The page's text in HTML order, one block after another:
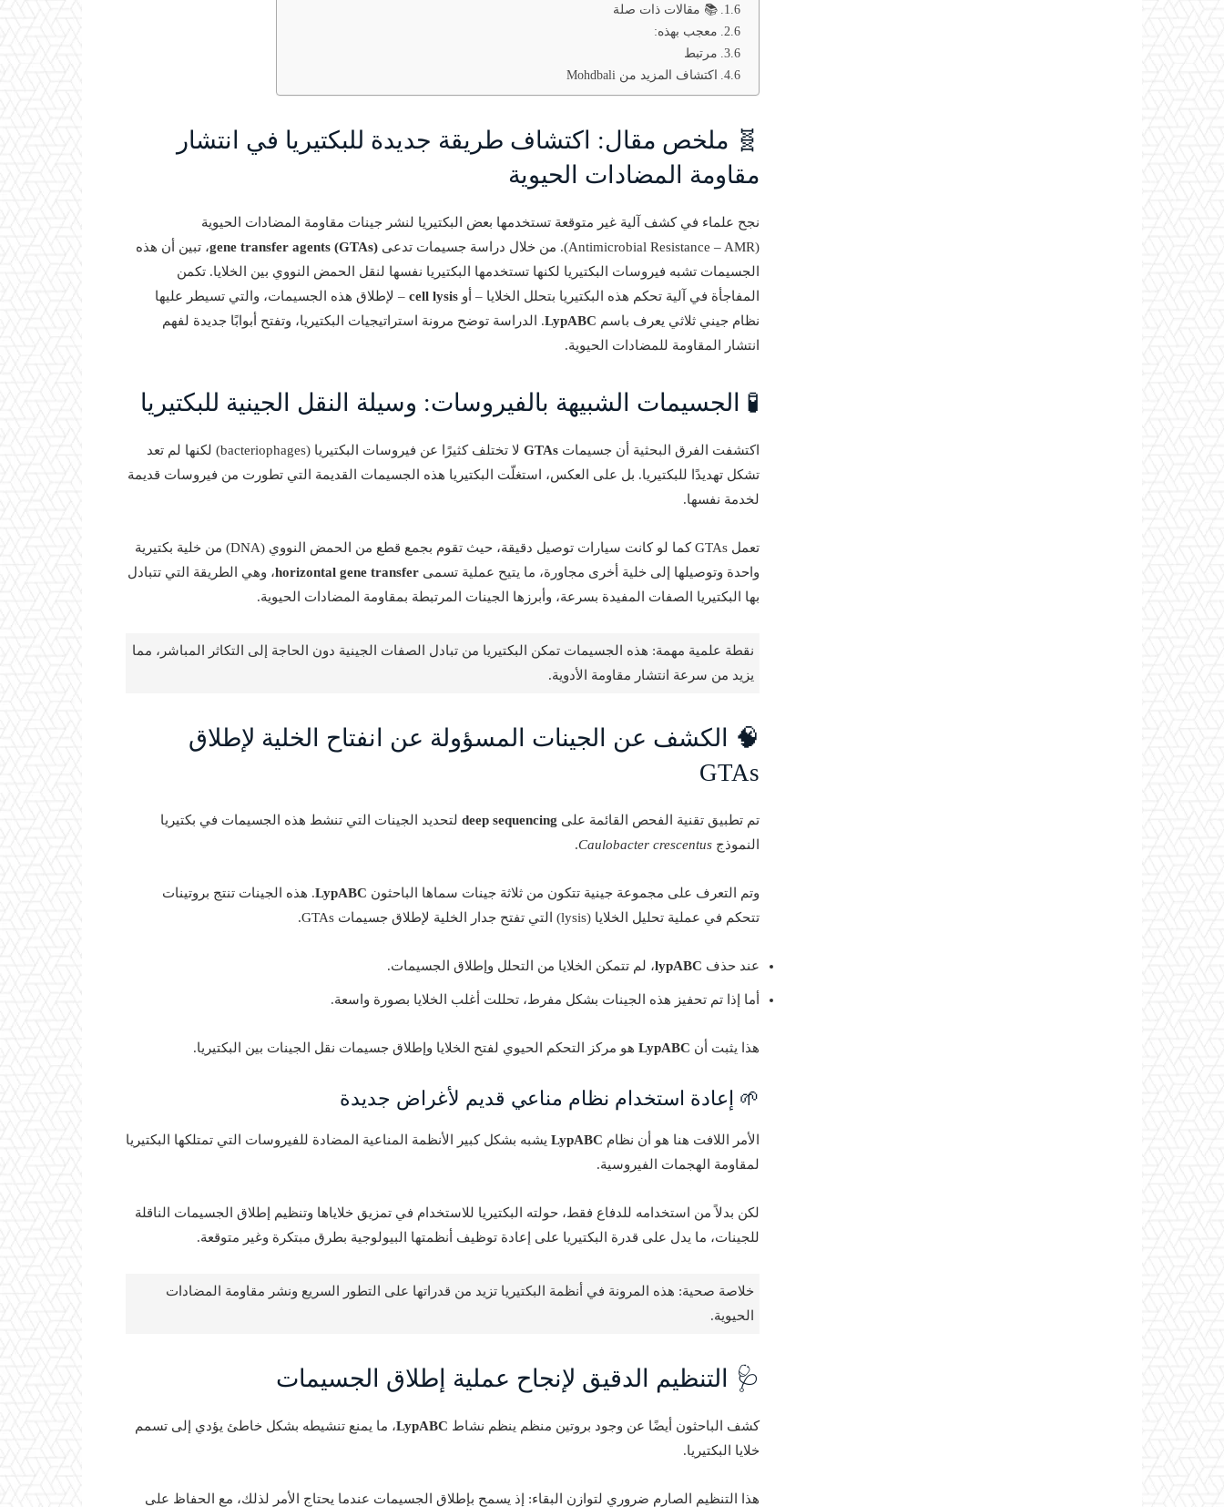
📚 مقالات ذات صلة
معجب بهذه:
مرتبط
اكتشاف المزيد من Mohdbali
🧬 ملخص مقال: اكتشاف طريقة جديدة للبكتيريا في انتشار
مقاومة المضادات الحيوية
نجح علماء في كشف آلية غير متوقعة تستخدمها بعض البكتيريا لنشر جينات مقاومة المضادات الحيوية
(Antimicrobial Resistance – AMR). من خلال دراسة جسيمات تدعى
gene transfer agents (GTAs)، تبين أن هذه
الجسيمات تشبه فيروسات البكتيريا لكنها تستخدمها البكتيريا نفسها لنقل الحمض النووي بين الخلايا. تكمن
المفاجأة في آلية تحكم هذه البكتيريا بتحلل الخلايا – أو cell lysis – لإطلاق هذه الجسيمات، والتي تسيطر عليها
نظام جيني ثلاثي يعرف باسم LypABC. الدراسة توضح مرونة استراتيجيات البكتيريا، وتفتح أبوابًا جديدة لفهم
انتشار المقاومة للمضادات الحيوية.
🧪 الجسيمات الشبيهة بالفيروسات: وسيلة النقل الجينية للبكتيريا
اكتشفت الفرق البحثية أن جسيمات GTAs
لا تختلف كثيرًا عن فيروسات البكتيريا (bacteriophages) لكنها لم تعد
تشكل تهديدًا للبكتيريا. بل على العكس، استغلّت البكتيريا هذه الجسيمات القديمة التي تطورت من فيروسات قديمة
لخدمة نفسها.
تعمل GTAs كما لو كانت سيارات توصيل دقيقة، حيث تقوم بجمع قطع من الحمض النووي (DNA) من خلية بكتيرية
واحدة وتوصيلها إلى خلية أخرى مجاورة، ما يتيح عملية تسمى horizontal gene transfer، وهي الطريقة التي تتبادل
بها البكتيريا الصفات المفيدة بسرعة، وأبرزها الجينات المرتبطة بمقاومة المضادات الحيوية.
نقطة علمية مهمة: هذه الجسيمات تمكن البكتيريا من تبادل الصفات الجينية دون الحاجة إلى التكاثر المباشر، مما
يزيد من سرعة انتشار مقاومة الأدوية.
🧠 الكشف عن الجينات المسؤولة عن انفتاح الخلية لإطلاق
GTAs
تم تطبيق تقنية الفحص القائمة على deep sequencing لتحديد الجينات التي تنشط هذه الجسيمات في بكتيريا
النموذج Caulobacter crescentus
.
وتم التعرف على مجموعة جينية تتكون من ثلاثة جينات سماها الباحثون LypABC. هذه الجينات تنتج بروتينات
تتحكم في عملية تحليل الخلايا (lysis) التي تفتح جدار الخلية لإطلاق جسيمات GTAs.
عند حذف lypABC، لم تتمكن الخلايا من التحلل وإطلاق الجسيمات.
أما إذا تم تحفيز هذه الجينات بشكل مفرط، تحللت أغلب الخلايا بصورة واسعة.
هذا يثبت أن LypABC هو مركز التحكم الحيوي لفتح الخلايا وإطلاق جسيمات نقل الجينات بين البكتيريا.
🌱 إعادة استخدام نظام مناعي قديم لأغراض جديدة
الأمر اللافت هنا هو أن نظام LypABC يشبه بشكل كبير الأنظمة المناعية المضادة للفيروسات التي تمتلكها البكتيريا
لمقاومة الهجمات الفيروسية.
لكن بدلاً من استخدامه للدفاع فقط، حولته البكتيريا للاستخدام في تمزيق خلاياها وتنظيم إطلاق الجسيمات الناقلة
للجينات، ما يدل على قدرة البكتيريا على إعادة توظيف أنظمتها البيولوجية بطرق مبتكرة وغير متوقعة.
خلاصة صحية: هذه المرونة في أنظمة البكتيريا تزيد من قدراتها على التطور السريع ونشر مقاومة المضادات
الحيوية.
🩺 التنظيم الدقيق لإنجاح عملية إطلاق الجسيمات
كشف الباحثون أيضًا عن وجود بروتين منظم ينظم نشاط LypABC، ما يمنع تنشيطه بشكل خاطئ يؤدي إلى تسمم
خلايا البكتيريا.
هذا التنظيم الصارم ضروري لتوازن البقاء: إذ يسمح بإطلاق الجسيمات عندما يحتاج الأمر لذلك، مع الحفاظ على